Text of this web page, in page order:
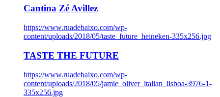
Cantina Zé Avillez
https://www.ruadebaixo.com/wp-
content/uploads/2018/05/taste_future_heineken-335x256.jpg
TASTE THE FUTURE
https://www.ruadebaixo.com/wp-
content/uploads/2018/05/jamie_oliver_italian_lisboa-3976-1-
335x256.jpg